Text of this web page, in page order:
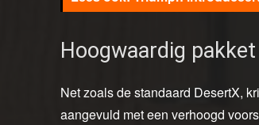
Hoogwaardig pakket
Net zoals de standaard DesertX,
aangevuld met een verhoogd